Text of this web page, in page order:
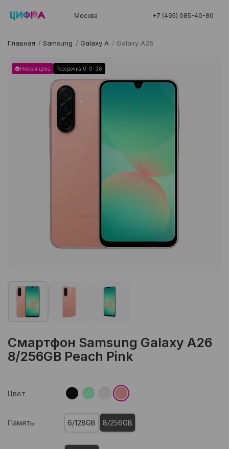
Москва +7 (495) 085-40-80
Главная / Samsung / Galaxy A / Galaxy A26
Низкая цена Рассрочка 0-0-36
Смартфон Samsung Galaxy A26
8/256GB Peach Pink
Цвет
Память 6/128GB 8/256GB